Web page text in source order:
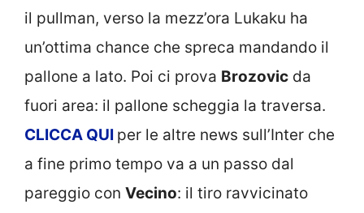
il pullman, verso la mezz’ora Lukaku ha
un’ottima chance che spreca mandando il
pallone a lato. Poi ci prova Brozovic da
fuori area: il pallone scheggia la traversa.
CLICCA QUI per le altre news sull’Inter che
a fine primo tempo va a un passo dal
pareggio con Vecino: il tiro ravvicinato